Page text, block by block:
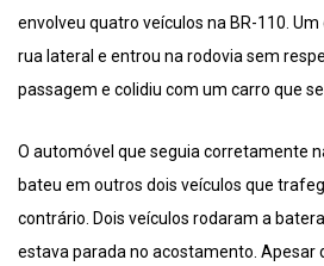
envolveu quatro veículos na BR-110.
rua lateral e entrou na rodovia sem
passagem e colidiu com um carro que
O automóvel que seguia corretamente
bateu em outros dois veículos que
contrário. Dois veículos rodaram a
estava parada no acostamento. Apesar